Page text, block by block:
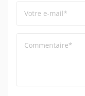
Votre e-mail*
Commentaire*